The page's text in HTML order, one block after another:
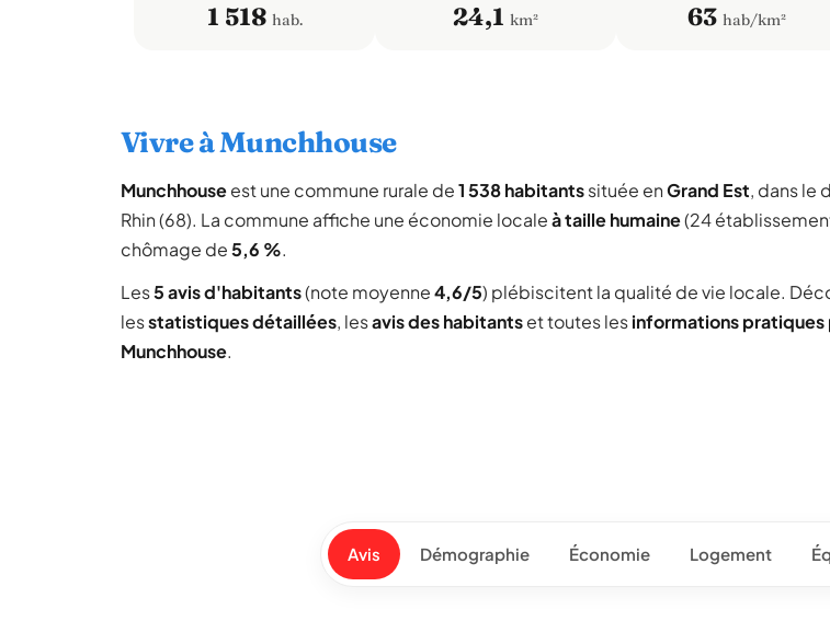
1 518 hab. 24,1 km² 63 hab/km²
Vivre à Munchhouse
Munchhouseest une commune rurale de1 538 habitantssituée enGrand Est, dans le
Rhin (68). La commune affiche une économie localeà taille humaine(24
chômage de5,6 %.
Les5 avis d'habitants(note moyenne4,6/5) plébiscitent la qualité de vie locale.
lesstatistiques détaillées, lesavis des habitantset toutes lesinformations pratiques
Munchhouse.
Avis Démographie Économie Logement